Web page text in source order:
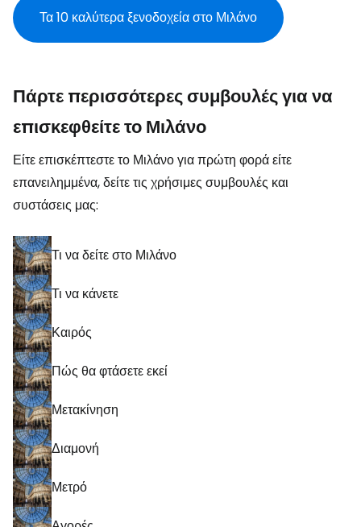
Τα 10 καλύτερα ξενοδοχεία στο Μιλάνο
Πάρτε περισσότερες συμβουλές για να
επισκεφθείτε το Μιλάνο
Είτε επισκέπτεστε το Μιλάνο για πρώτη φορά είτε
επανειλημμένα, δείτε τις χρήσιμες συμβουλές και
συστάσεις μας:
Τι να δείτε στο Μιλάνο
Τι να κάνετε
Καιρός
Πώς θα φτάσετε εκεί
Μετακίνηση
Διαμονή
Μετρό